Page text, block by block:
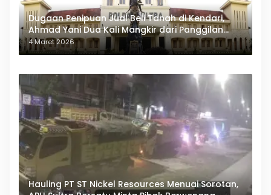
Dugaan Penipuan Jual Beli Tanah di Kendari,
Ahmad Yani Dua Kali Mangkir dari Panggilan
Polda Sultra
4 Maret 2026
Hauling PT ST Nickel Resources Menuai Sorotan,